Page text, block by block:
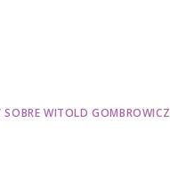
SOBRE WITOLD GOMBROWICZ